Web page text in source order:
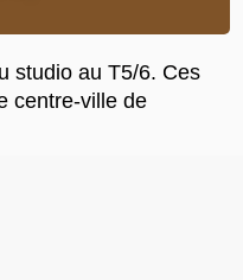
studio au T5/6. Ces
centre-ville de